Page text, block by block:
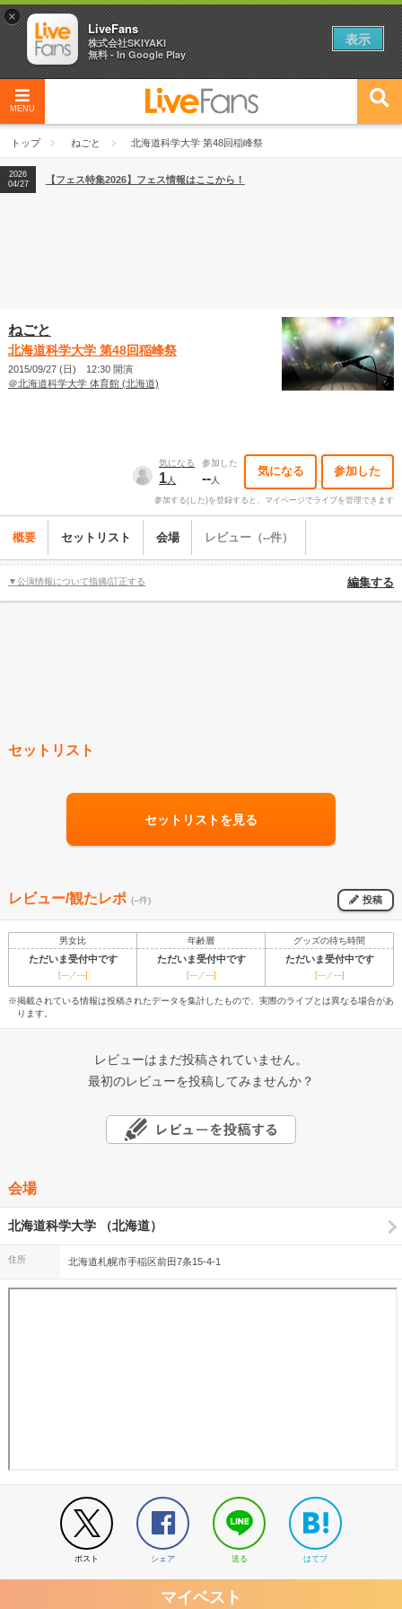
MENU
トップ ねごと 北海道科学大学 第48回稲峰祭
2026
04/27
2026
【ライブ動員ランキング】2026年上半期編発表！
2026
04/27
【フェス特集2026】フェス情報はここから！
ねごと
北海道科学大学 第48回稲峰祭
2015/09/27 (日) 12:30 開演
＠北海道科学大学 体育館 (北海道)
気になる
1人
参加した
--人
気になる 参加した
参加する(した)を登録すると、マイページでライブを管理できます
概要 セットリスト 会場 レビュー（--件）
▼公演情報について指摘/訂正する 編集する
セットリスト
セットリストを見る
レビュー/観たレポ (--件) 投稿
男女比 年齢層 グッズの待ち時間
ただいま受付中です ただいま受付中です ただいま受付中です
[---／---] [---／---] [---／---]
※掲載されている情報は投稿されたデータを集計したもので、実際のライブとは異なる場合があ
ります。
レビューはまだ投稿されていません。
最初のレビューを投稿してみませんか？
会場
北海道科学大学 （北海道）
住所 北海道札幌市手稲区前田7条15-4-1
ポスト シェア 送る はてブ
マイベスト
×
LiveFans
株式会社SKIYAKI
無料 - In Google Play
表示